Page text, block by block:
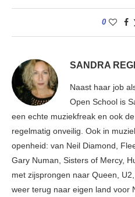
0
SANDRA
Naast haar job
Open School is
een echte muziekfreak en ook
regelmatig onveilig. Ook in
openheid: van Neil Diamond,
Gary Numan, Sisters of Mercy,
met zijsprongen naar Queen,
weer terug naar eigen land voor